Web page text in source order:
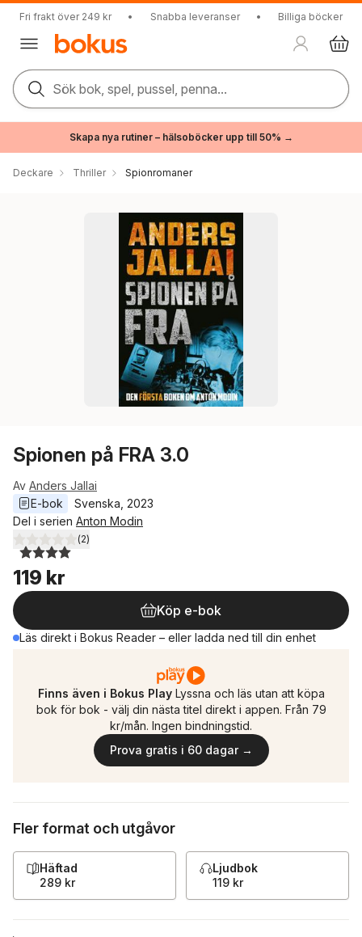
Fri frakt över 249 kr • Snabba leveranser • Billiga böcker
Sök bok, spel, pussel, penna...
Skapa nya rutiner – hälsoböcker upp till 50% →
Deckare Thriller Spionromaner
Spionen på FRA 3.0
Av Anders Jallai
E-bok
Svenska 2023
Del i serien Anton Modin
4,0utav 5 stjärnor. Totalt antal röster:
(2)
119 kr
Köp e-bok
Läs direkt i Bokus Reader – eller ladda ned till din enhet
Finns även i Bokus Play Lyssna och läs utan att köpa
bok för bok - välj din nästa titel direkt i appen. Från 79
kr/mån. Ingen bindningstid.
Prova gratis i 60 dagar →
Fler format och utgåvor
Häftad
289 kr
Ljudbok
119 kr